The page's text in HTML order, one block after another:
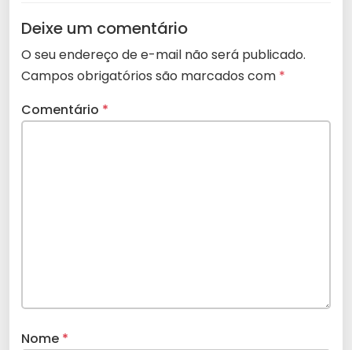
Deixe um comentário
O seu endereço de e-mail não será publicado.
Campos obrigatórios são marcados com *
Comentário *
Nome *